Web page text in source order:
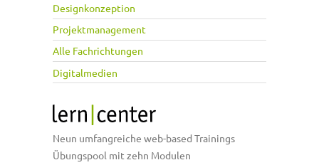
Designkonzeption
Projektmanagement
Alle Fachrichtungen
Digitalmedien
Neun umfangreiche web-based Trainings
Übungspool mit zehn Modulen